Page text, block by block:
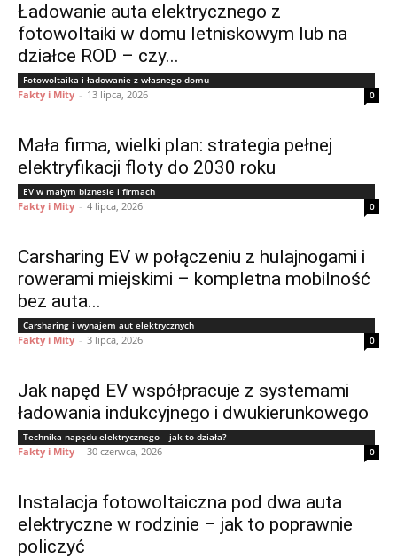
Ładowanie auta elektrycznego z
fotowoltaiki w domu letniskowym lub na
działce ROD – czy...
Fotowoltaika i ładowanie z własnego domu
Fakty i Mity - 13 lipca, 2026 0
Mała firma, wielki plan: strategia pełnej
elektryfikacji floty do 2030 roku
EV w małym biznesie i firmach
Fakty i Mity - 4 lipca, 2026 0
Carsharing EV w połączeniu z hulajnogami i
rowerami miejskimi – kompletna mobilność
bez auta...
Carsharing i wynajem aut elektrycznych
Fakty i Mity - 3 lipca, 2026 0
Jak napęd EV współpracuje z systemami
ładowania indukcyjnego i dwukierunkowego
Technika napędu elektrycznego – jak to działa?
Fakty i Mity - 30 czerwca, 2026 0
Instalacja fotowoltaiczna pod dwa auta
elektryczne w rodzinie – jak to poprawnie
policzyć